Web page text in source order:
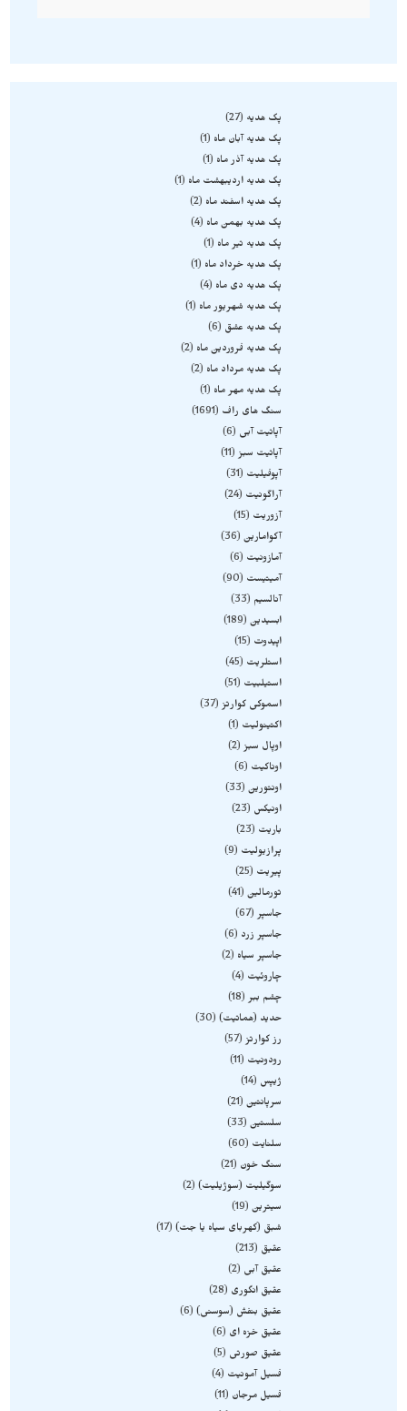
پک هدیه
27
پک هدیه آبان ماه
1
پک هدیه آذر ماه
1
پک هدیه اردیبهشت ماه
1
پک هدیه اسفند ماه
2
پک هدیه بهمن ماه
4
پک هدیه تیر ماه
1
پک هدیه خرداد ماه
1
پک هدیه دی ماه
4
پک هدیه شهریور ماه
1
پک هدیه عشق
6
پک هدیه فروردین ماه
2
پک هدیه مرداد ماه
2
پک هدیه مهر ماه
1
سنگ های راف
1691
آپاتیت آبی
6
آپاتیت سبز 11
آپوفیلیت
31
آراگونیت
24
آزوریت
15
آکوامارین 36
آمازونیت
6
آمیتیست
90
آنالسیم
33
ابسیدین 189
اپیدوت
15
استلریت
45
استیلبیت
51
اسموکی کوارتز 37
اکتینولیت
1
اوپال سبز 2
اوناکیت
6
اونتورین 33
اونیکس
23
باریت
23
پرازیولیت
9
پیریت
25
تورمالین 41
جاسپر 67
جاسپر زرد
6
جاسپر سیاه
2
چاروئیت
4
چشم ببر 18
حدید (هماتیت) 30
رز کوارتز 57
رودونیت
11
ژیپس
14
سرپانتین 21
سلستین 33
سلنایت
60
سنگ خون
21
سوگیلیت (سوژیلیت) 2
سیترین 19
شبق (کهربای سیاه یا جت) 17
عقیق
213
عقیق آبی
2
عقیق انگوری
28
عقیق بنفش (سوسنی) 6
عقیق خزه ای
6
عقیق صورتی
5
فسیل آمونیت
4
فسیل مرجان
11